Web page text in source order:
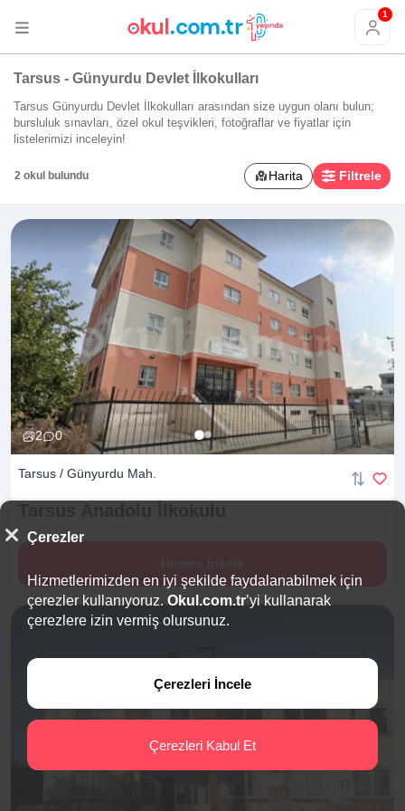
1
Tarsus - Günyurdu Devlet İlkokulları
Tarsus Günyurdu Devlet İlkokulları arasından size uygun olanı bulun;
bursluluk sınavları, özel okul teşvikleri, fotoğraflar ve fiyatlar için
listelerimizi inceleyin!
2 okul bulundu Harita Filtrele
2 0
Tarsus / Günyurdu Mah.
Çerezler
Hizmetlerimizden en iyi şekilde faydalanabilmek için
çerezler kullanıyoruz. Okul.com.tr’yi kullanarak
çerezlere izin vermiş olursunuz.
Çerezleri İncele
Çerezleri Kabul Et